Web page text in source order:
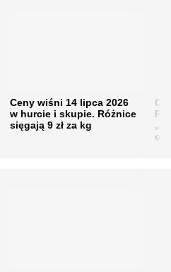
Ceny wiśni 14 lipca 2026
w hurcie i skupie. Różnice
sięgają 9 zł za kg